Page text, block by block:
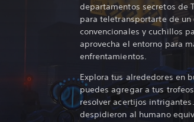
departamentos secretos de
para teletransportarte de
convencionales y cuchillos
aprovecha el entorno para
enfrentamientos.
Explora tus alrededores en
puedes agregar a tus
resolver acertijos
despidieron al humano